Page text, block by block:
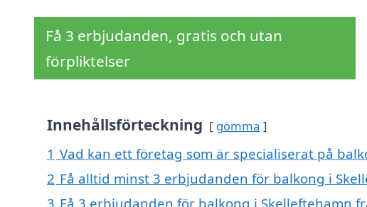
Få 3 erbjudanden, gratis och utan
förpliktelser
Innehållsförteckning gömma
1 Vad kan ett företag som är specialiserat på
2 Få alltid minst 3 erbjudanden för balkong i
3 Få 3 erbjudanden för balkong i Skelleftehamn